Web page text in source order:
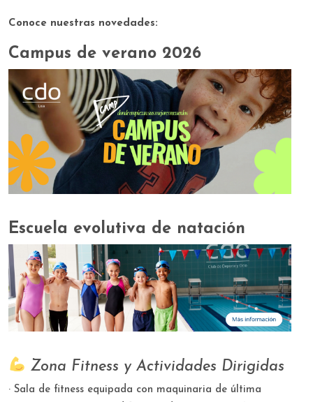
Conoce nuestras novedades:
Campus de verano 2026
Escuela evolutiva de natación
Zona Fitness y Actividades Dirigidas
· Sala de fitness equipada con maquinaria de última